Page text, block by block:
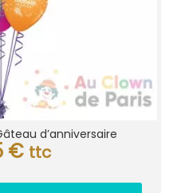
d’anniversaire
€ ttc